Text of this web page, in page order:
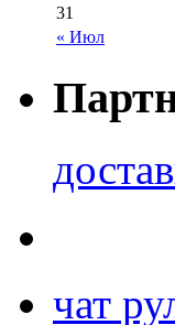
« Июл
31
чат